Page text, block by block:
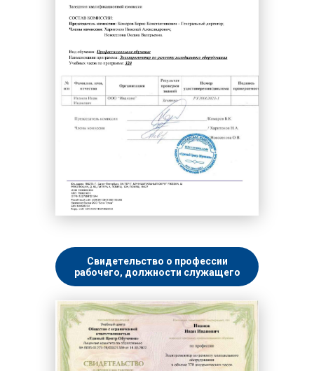
Свидетельство о профессии
рабочего, должности служащего